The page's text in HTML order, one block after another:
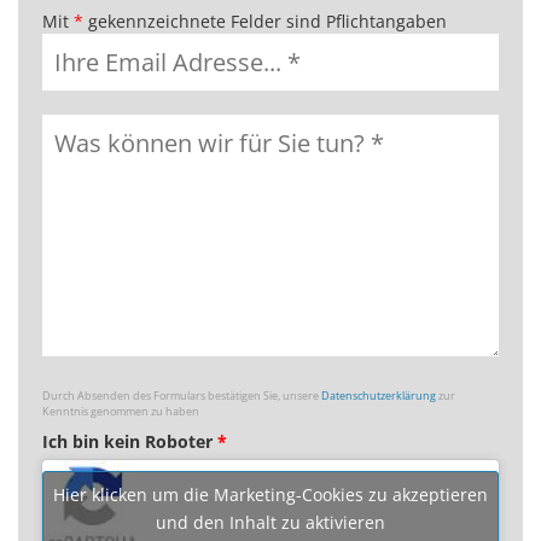
Mit * gekennzeichnete Felder sind Pflichtangaben
Durch Absenden des Formulars bestätigen Sie, unsereDatenschutzerklärungzur
Kenntnis genommen zu haben
Ich bin kein Roboter *
Hier klicken um die Marketing-Cookies zu akzeptieren
und den Inhalt zu aktivieren